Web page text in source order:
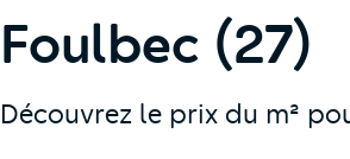
Foulbec (27)
Découvrez le prix du m²